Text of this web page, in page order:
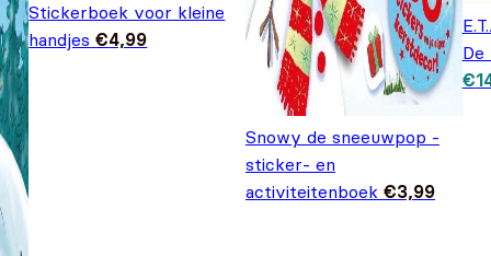
Stickerboek voor kleine
handjes €4,99
Snowy de sneeuwpop -
sticker- en
activiteitenboek €3,99
€